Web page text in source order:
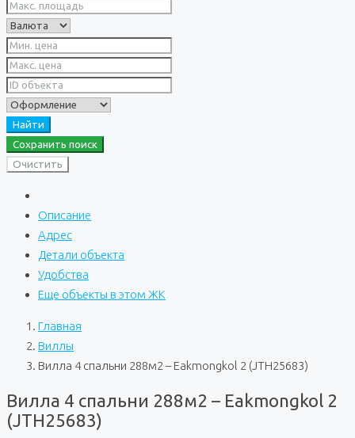
Найти
Сохранить поиск
Очистить
Описание
Адрес
Детали объекта
Удобства
Еще объекты в этом ЖК
Главная
Виллы
Вилла 4 спальни 288м2 – Eakmongkol 2 (JTH25683)
Вилла 4 спальни 288м2 – Eakmongkol 2
(JTH25683)